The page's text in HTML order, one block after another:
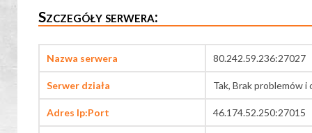
Szczegóły serwera:
Nazwa serwera 80.242.59.236:27027
Serwer działa Tak, Brak problemów i
Adres Ip:Port 46.174.52.250:27015